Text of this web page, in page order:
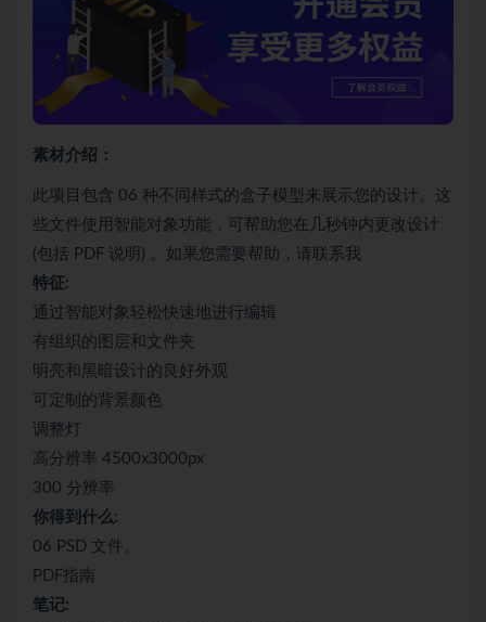
素材介绍：
此项目包含 06 种不同样式的盒子模型来展示您的设计。这
些文件使用智能对象功能，可帮助您在几秒钟内更改设计
(包括 PDF 说明) 。如果您需要帮助，请联系我
特征:
通过智能对象轻松快速地进行编辑
有组织的图层和文件夹
明亮和黑暗设计的良好外观
可定制的背景颜色
调整灯
高分辨率 4500x3000px
300 分辨率
你得到什么:
06 PSD 文件。
PDF指南
笔记: